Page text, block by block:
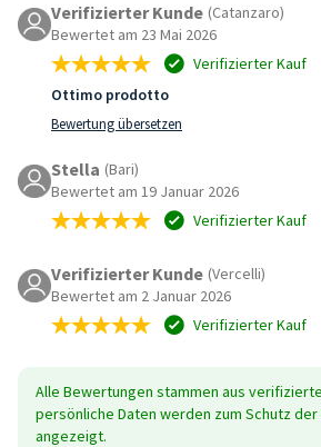
Verifizierter Kunde (Catanzaro)
Bewertet am 23 Mai 2026
Verifizierter Kauf
Ottimo prodotto
Bewertung übersetzen
Stella (Bari)
Bewertet am 19 Januar 2026
Verifizierter Kauf
Verifizierter Kunde (Vercelli)
Bewertet am 2 Januar 2026
Verifizierter Kauf
Alle Bewertungen stammen aus
persönliche Daten werden zum Schutz
angezeigt.